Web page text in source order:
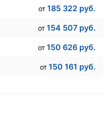
от 185 322 руб.
от 154 507 руб.
от 150 626 руб.
от 150 161 руб.